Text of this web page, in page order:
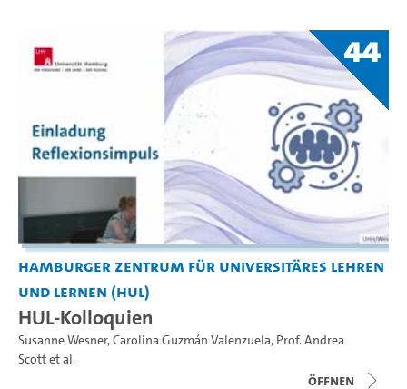
44
Hamburger Zentrum für Universitäres Lehren
und Lernen (HUL)
HUL-Kolloquien
Susanne Wesner,Carolina Guzmán Valenzuela, Prof. Andrea
Scottet al.
Öffnen